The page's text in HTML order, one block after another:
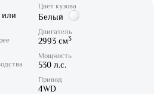
или
Цвет кузова
Белый
Двигатель
2993 см3
Мощность
530 л.с.
Привод
4WD